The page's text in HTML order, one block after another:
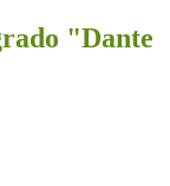
"Dante